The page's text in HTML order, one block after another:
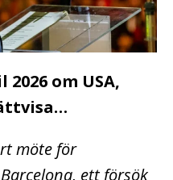
om USA,
möte för
ett försök